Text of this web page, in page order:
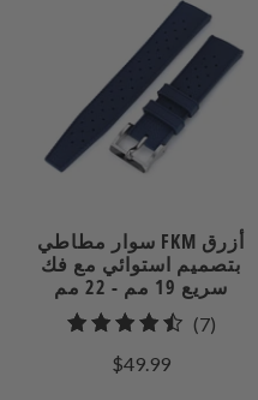
سوار مطاطي FKM أزرق
بتصميم استوائي مع فك
سريع 19 مم - 22 مم
(7)7
$49.99